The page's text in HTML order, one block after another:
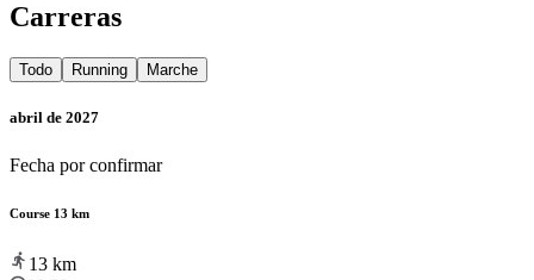
Carreras
Todo Running Marche
abril de 2027
Fecha por confirmar
Course 13 km
13 km